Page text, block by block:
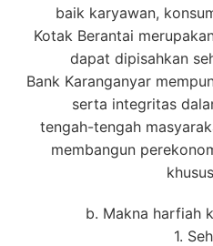
baik karyawan,
Kotak Berantai
dapat dipisahkan
Bank Karanganyar
serta integritas
tengah-tengah
membangun
b. Makna harfiah
1.